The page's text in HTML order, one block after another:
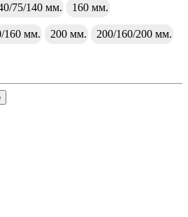
75/140 мм. 160 мм.
160 мм. 200 мм. 200/160/200 мм.